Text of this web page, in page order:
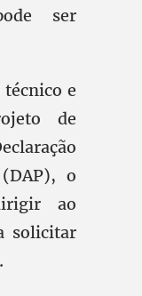
ser
técnico e
de
o
ao
solicitar